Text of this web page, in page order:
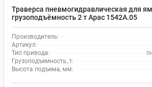
Траверса пневмогидравлическая для
грузоподъёмность 2 т Apac 1542A.05
Производитель:
Артикул:
Тип привода:
Грузоподъемность, т:
Высота подъема, мм: